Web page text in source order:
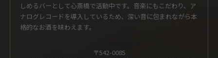
しめるバーとして心斎橋で活動中です。音楽にもこだわり、ア
ナログレコードを導入しているため、深い音に包まれながら本
格的なお酒を味わえます。
〒542-0085